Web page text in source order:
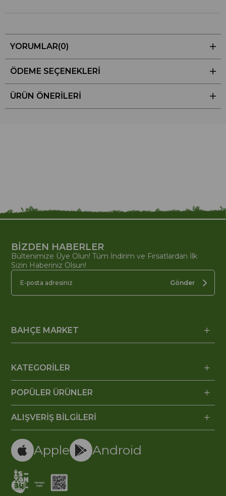
YORUMLAR(0)
ÖDEME SEÇENEKLERI
ÜRÜN ÖNERILERI
BİZDEN HABERLER
Bültenimize Üye Olun! Tüm İndirim ve Fırsatlardan İlk
Sizin Haberiniz Olsun!
Gönder
BAHÇE MARKET
KATEGORİLER
POPÜLER ÜRÜNLER
ALIŞVERİŞ BİLGİLERİ
Apple Android